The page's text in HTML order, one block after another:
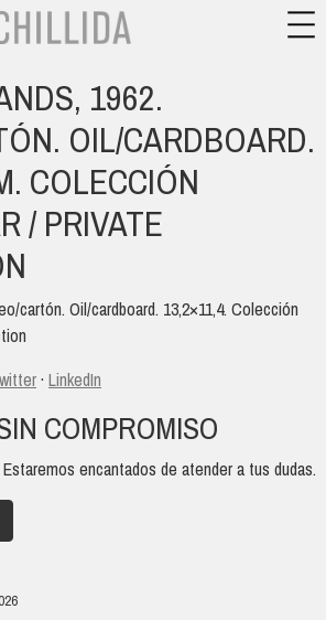
1962.
OIL/CARDBOARD.
COLECCIÓN
/ PRIVATE
cartón. Oil/cardboard. 13,2×11,4. Colección
· LinkedIn
COMPROMISO
encantados de atender a tus dudas.